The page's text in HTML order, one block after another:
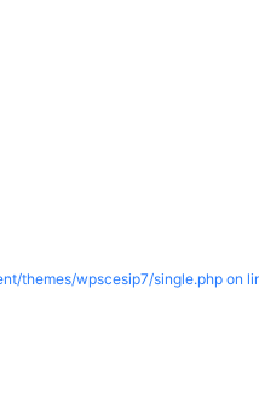
themes/wpscesip7/single.php on